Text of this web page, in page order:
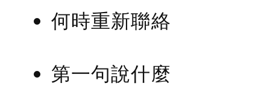
何時重新聯絡
第一句說什麼